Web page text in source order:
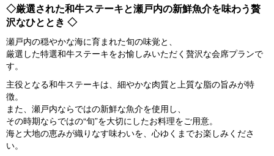
◇厳選された和牛ステーキと瀬戸内の新鮮魚介を味わう贅
沢なひととき ◇
瀬戸内の穏やかな海に育まれた旬の味覚と、
厳選した特選和牛ステーキをお愉しみいただく贅沢な会席プランで
す。
主役となる和牛ステーキは、細やかな肉質と上質な脂の旨みが特
徴。
また、瀬戸内ならではの新鮮な魚介を使用し、
その時期ならではの“旬”を大切にしたお料理をご用意。
海と大地の恵みが織りなす味わいを、心ゆくまでお楽しみくださ
い。